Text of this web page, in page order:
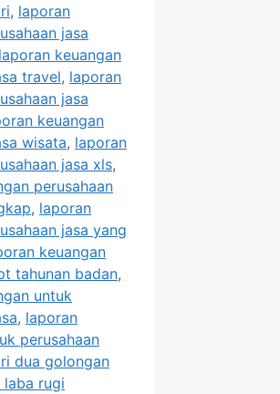
, laporan
jasa
laporan keuangan
travel, laporan
jasa
keuangan
wisata, laporan
jasa xls,
perusahaan
, laporan
jasa yang
keuangan
tahunan badan,
untuk
, laporan
perusahaan
dua golongan
laba rugi